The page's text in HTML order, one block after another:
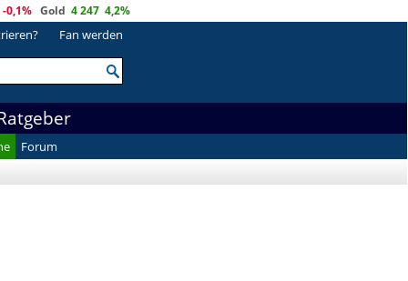
-0,1% Gold 4 247 4,2%
Fan werden
Forum